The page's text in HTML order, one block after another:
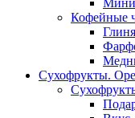
Мини
Кофейные
Сухофрукты.